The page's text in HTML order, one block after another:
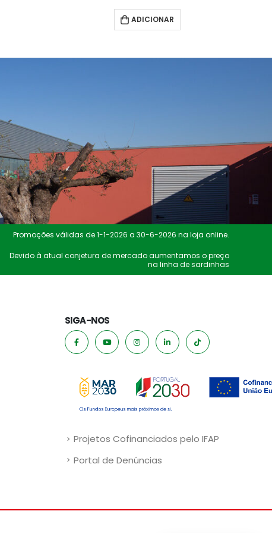
ADICIONAR
Promoções válidas de 1-1-2026 a 30-6-2026 na loja online.
Devido à atual conjetura de mercado aumentamos o preço
na linha de sardinhas
SIGA-NOS
Projetos Cofinanciados pelo IFAP
Portal de Denúncias